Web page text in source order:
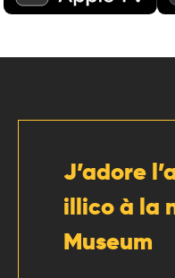
J’adore
illico à la
Museum